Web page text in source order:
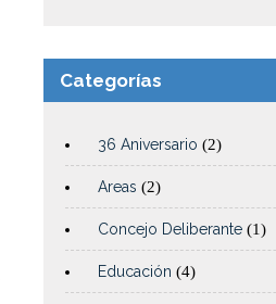
Categorías
36 Aniversario (2)
Areas (2)
Concejo Deliberante (1)
Educación (4)